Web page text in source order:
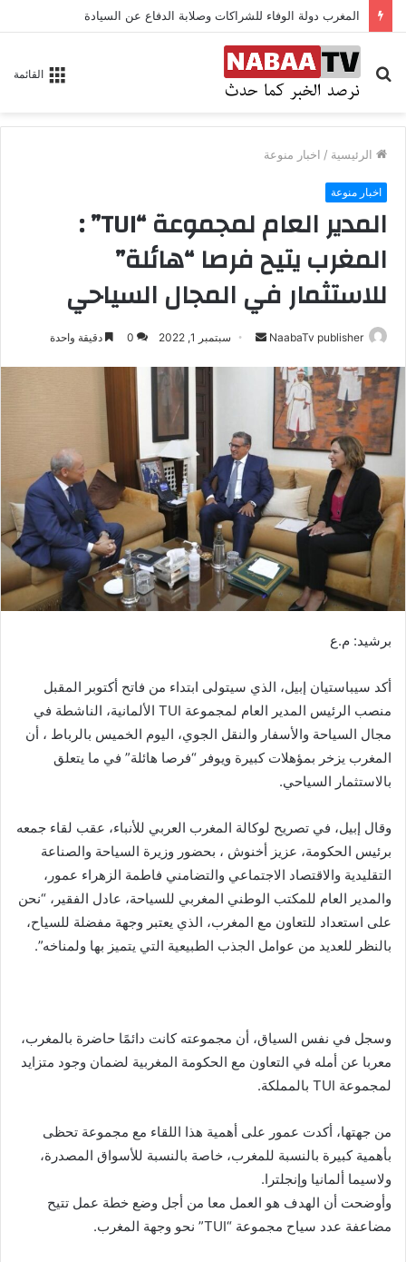
المغرب دولة الوفاء للشراكات وصلابة الدفاع عن السيادة
القائمة
بحث
عن
الرئيسية / اخبار منوعة
اخبار منوعة
المدير العام لمجموعة “TUI” :
المغرب يتيح فرصا “هائلة”
للاستثمار في المجال السياحي
NaabaTv publisher
ر
ي
ا
إ
ل
ك
ت
ي
ا
سبتمبر 1, 2022 0 دقيقة واحدة
برشيد: م.ع
أكد سيباستيان إبيل، الذي سيتولى ابتداء من فاتح أكتوبر المقبل
منصب الرئيس المدير العام لمجموعة TUI الألمانية، الناشطة في
مجال السياحة والأسفار والنقل الجوي، اليوم الخميس بالرباط ، أن
المغرب يزخر بمؤهلات كبيرة ويوفر “فرصا هائلة” في ما يتعلق
بالاستثمار السياحي.
وقال إبيل، في تصريح لوكالة المغرب العربي للأنباء، عقب لقاء جمعه
برئيس الحكومة، عزيز أخنوش ، بحضور وزيرة السياحة والصناعة
التقليدية والاقتصاد الاجتماعي والتضامني فاطمة الزهراء عمور،
والمدير العام للمكتب الوطني المغربي للسياحة، عادل الفقير، “نحن
على استعداد للتعاون مع المغرب، الذي يعتبر وجهة مفضلة للسياح،
بالنظر للعديد من عوامل الجذب الطبيعية التي يتميز بها ولمناخه”.
وسجل في نفس السياق، أن مجموعته كانت دائمًا حاضرة بالمغرب،
معربا عن أمله في التعاون مع الحكومة المغربية لضمان وجود متزايد
لمجموعة TUI بالمملكة.
من جهتها، أكدت عمور على أهمية هذا اللقاء مع مجموعة تحظى
بأهمية كبيرة بالنسبة للمغرب، خاصة بالنسبة للأسواق المصدرة،
ولاسيما ألمانيا وإنجلترا.
وأوضحت أن الهدف هو العمل معا من أجل وضع خطة عمل تتيح
مضاعفة عدد سياح مجموعة “TUI” نحو وجهة المغرب.